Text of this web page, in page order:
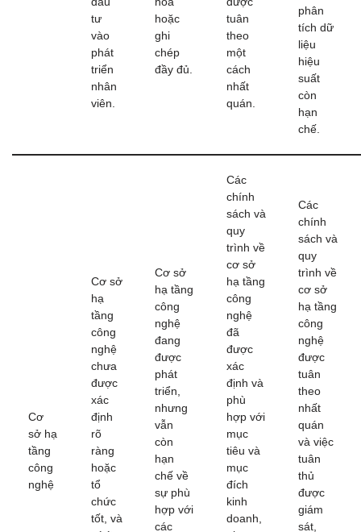
tư
vào
phát
triển
nhân
viên.
hoặc
ghi
chép
đầy đủ.
tuân
theo
một
cách
nhất
quán.
phân
tích dữ
liệu
hiệu
suất
còn
hạn
chế.
Cơ
sở hạ
tầng
công
nghệ
Cơ sở
hạ
tầng
công
nghệ
chưa
được
xác
định
rõ
ràng
hoặc
tổ
chức
tốt, và
Cơ sở
hạ tầng
công
nghệ
đang
được
phát
triển,
nhưng
vẫn
còn
hạn
chế về
sự phù
hợp với
các
Các
chính
sách và
quy
trình về
cơ sở
hạ tầng
công
nghệ
đã
được
xác
định và
phù
hợp với
mục
tiêu và
mục
đích
kinh
doanh,
Các
chính
sách và
quy
trình về
cơ sở
hạ tầng
công
nghệ
được
tuân
theo
nhất
quán
và việc
tuân
thủ
được
giám
sát,